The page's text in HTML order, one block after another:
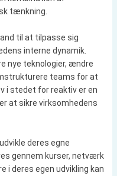
tænkning.
til at tilpasse sig
interne dynamik.
nye teknologier, ændre
teams for at
i stedet for reaktiv er en
at sikre virksomhedens
deres egne
gennem kurser, netværk
i deres egen udvikling kan